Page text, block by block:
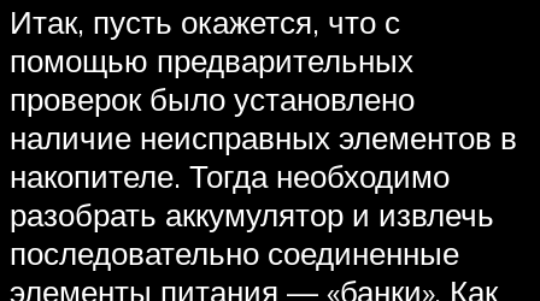
Итак, пусть окажется, что с
помощью предварительных
проверок было установлено
наличие неисправных элементов в
накопителе. Тогда необходимо
разобрать аккумулятор и извлечь
последовательно соединенные
элементы питания — «банки». Как